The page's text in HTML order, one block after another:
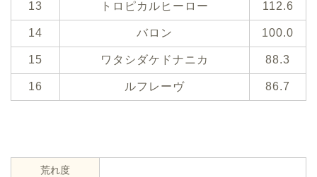
13 トロピカルヒーロー 112.6
14 バロン 100.0
15 ワタシダケドナニカ 88.3
16 ルフレーヴ 86.7
荒れ度